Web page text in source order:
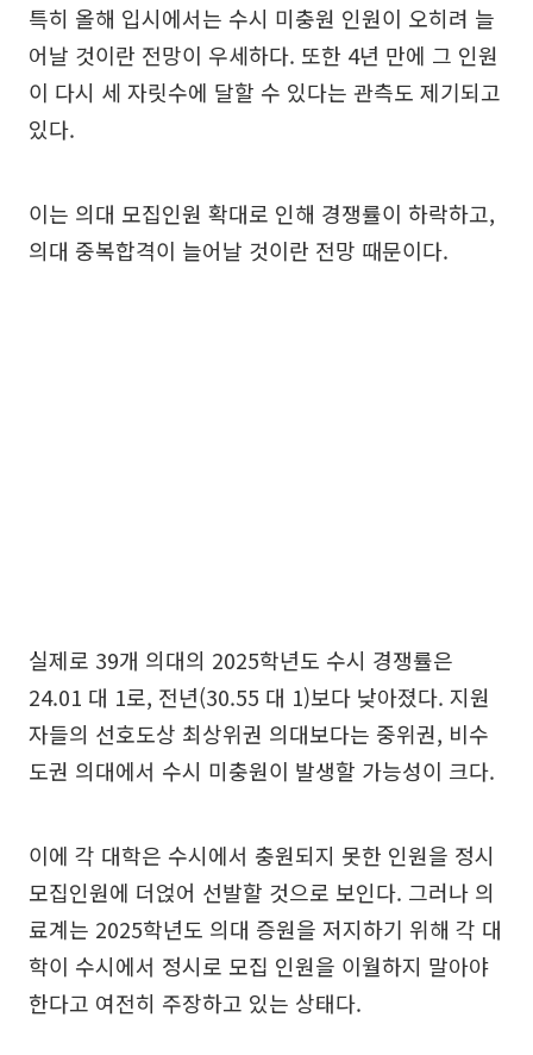
특히 올해 입시에서는 수시 미충원 인원이 오히려 늘
어날 것이란 전망이 우세하다. 또한 4년 만에 그 인원
이 다시 세 자릿수에 달할 수 있다는 관측도 제기되고
있다.
이는 의대 모집인원 확대로 인해 경쟁률이 하락하고,
의대 중복합격이 늘어날 것이란 전망 때문이다.
실제로 39개 의대의 2025학년도 수시 경쟁률은
24.01 대 1로, 전년(30.55 대 1)보다 낮아졌다. 지원
자들의 선호도상 최상위권 의대보다는 중위권, 비수
도권 의대에서 수시 미충원이 발생할 가능성이 크다.
이에 각 대학은 수시에서 충원되지 못한 인원을 정시
모집인원에 더얹어 선발할 것으로 보인다. 그러나 의
료계는 2025학년도 의대 증원을 저지하기 위해 각 대
학이 수시에서 정시로 모집 인원을 이월하지 말아야
한다고 여전히 주장하고 있는 상태다.